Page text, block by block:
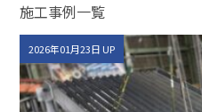
施工事例一覧
2026年01月23日 UP